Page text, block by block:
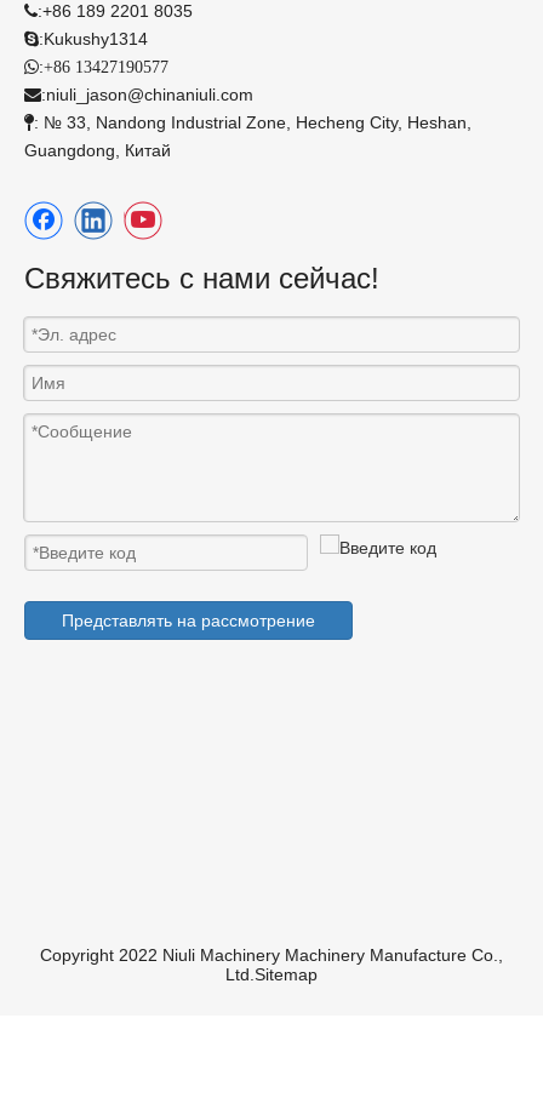
:+86 189 2201 8035
:Kukushy1314
:+86 13427190577
:niuli_jason@chinaniuli.com
: № 33, Nandong Industrial Zone, Hecheng City, Heshan,
Guangdong, Китай
Свяжитесь с нами сейчас!
Представлять на рассмотрение
Copyright 2022 Niuli Machinery Machinery Manufacture Co.,
Ltd. Sitemap